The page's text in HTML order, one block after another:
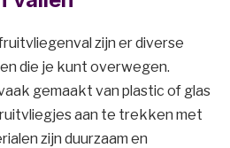
zijn er diverse
die je kunt overwegen.
gemaakt van plastic of glas
aan te trekken met
zijn duurzaam en